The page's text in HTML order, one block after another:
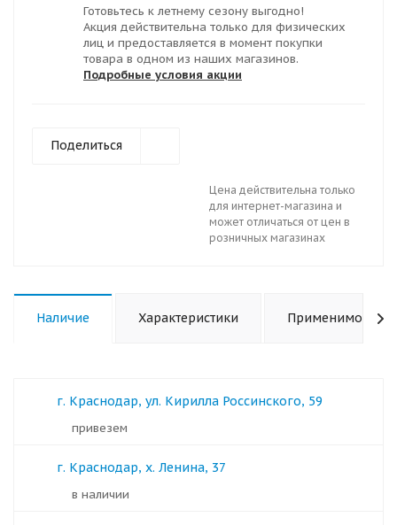
Готовьтесь к летнему сезону выгодно!
Акция действительна только для физических
лиц и предоставляется в момент покупки
товара в одном из наших магазинов.
Подробные условия акции
Поделиться
Цена действительна только
для интернет-магазина и
может отличаться от цен в
розничных магазинах
Наличие Характеристики Применимость
г. Краснодар, ул. Кирилла Россинского, 59
Привезем
г. Краснодар, х. Ленина, 37
в наличии